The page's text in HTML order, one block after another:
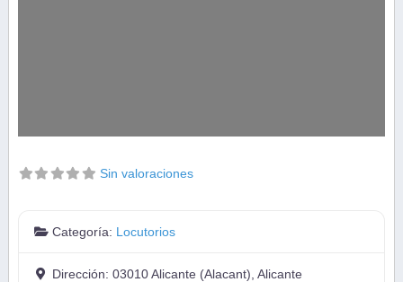
Sin valoraciones
Categoría: Locutorios
Dirección:03010 Alicante (Alacant), Alicante